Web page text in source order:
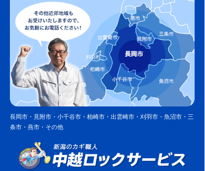
長岡市・見附市・小千谷市・柏崎市・出雲崎市・刈羽市・魚沼市・三
条市・燕市・その他